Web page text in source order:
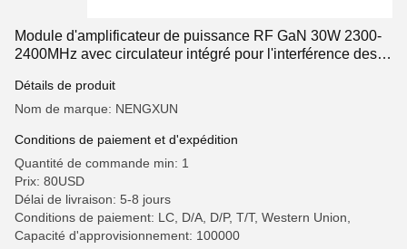
Module d'amplificateur de puissance RF GaN 30W 2300-
2400MHz avec circulateur intégré pour l'interférence des
Détails de produit
Nom de marque: NENGXUN
Conditions de paiement et d'expédition
Quantité de commande min: 1
Prix: 80USD
Délai de livraison: 5-8 jours
Conditions de paiement: LC, D/A, D/P, T/T, Western Union,
Capacité d'approvisionnement: 100000